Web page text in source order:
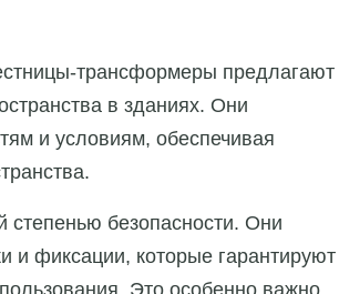
трансформеры предлагают
в зданиях. Они
и условиям, обеспечивая
безопасности. Они
фиксации, которые гарантируют
Это особенно важно